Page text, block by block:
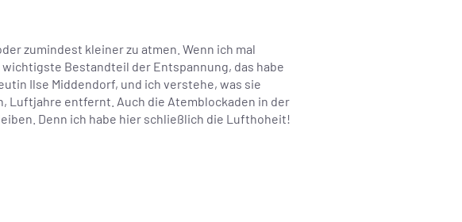
zumindest kleiner zu atmen. Wenn ich mal
Bestandteil der Entspannung, das habe
Ilse Middendorf, und ich verstehe, was sie
Luftjahre entfernt. Auch die Atemblockaden in der
Denn ich habe hier schließlich die Lufthoheit!